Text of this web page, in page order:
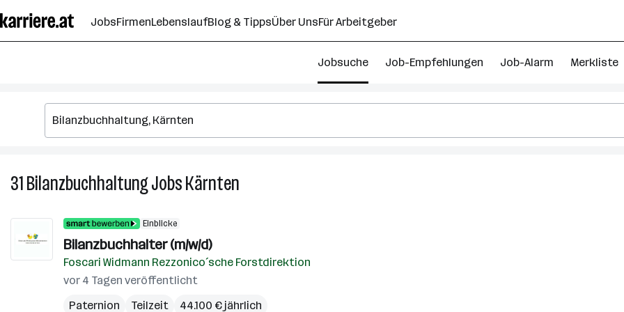
Seiteninhalt
springen
JobsFirmenLebenslaufBlog & TippsÜber UnsFür Arbeitgeber
Jobsuche Job-Empfehlungen Job-Alarm Merkliste
31BilanzbuchhaltungJobsKärnten
Einblicke
Bilanzbuchhalter (m/w/d)
Foscari Widmann Rezzonico´sche Forstdirektion
vor 4 Tagen veröffentlicht
Paternion
Teilzeit 44.100 € jährlich